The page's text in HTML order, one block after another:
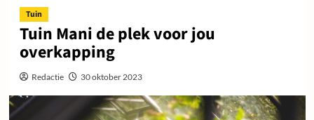
Tuin
Tuin Mani de plek voor jou
overkapping
Redactie 30 oktober 2023